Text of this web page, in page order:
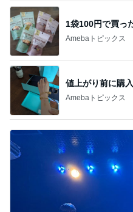
1袋100円で買っ
Amebaトピックス
値上がり前に購
Amebaトピックス